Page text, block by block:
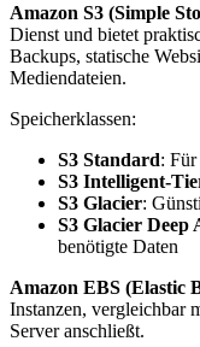
Amazon S3 (Simple
Dienst und bietet
Backups, statische
Mediendateien.
Speicherklassen:
S3 Standard:
S3 Intelligent-
S3 Glacier:
S3 Glacier Deep
benötigte Daten
Amazon EBS (Elastic
Instanzen, vergleichbar
Server anschließt.